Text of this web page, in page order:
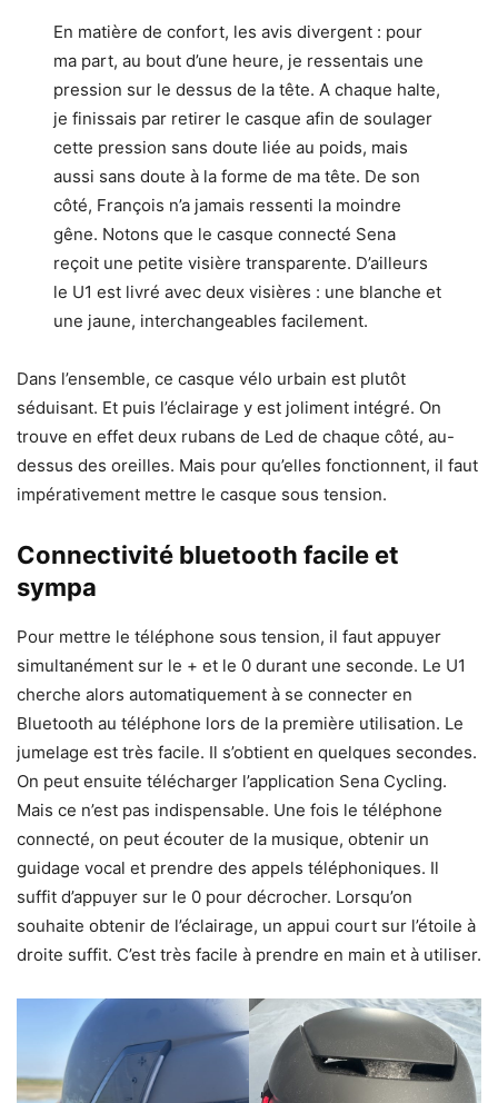
En matière de confort, les avis divergent : pour
ma part, au bout d’une heure, je ressentais une
pression sur le dessus de la tête. A chaque halte,
je finissais par retirer le casque afin de soulager
cette pression sans doute liée au poids, mais
aussi sans doute à la forme de ma tête. De son
côté, François n’a jamais ressenti la moindre
gêne. Notons que le casque connecté Sena
reçoit une petite visière transparente. D’ailleurs
le U1 est livré avec deux visières : une blanche et
une jaune, interchangeables facilement.
Dans l’ensemble, ce casque vélo urbain est plutôt
séduisant. Et puis l’éclairage y est joliment intégré. On
trouve en effet deux rubans de Led de chaque côté, au-
dessus des oreilles. Mais pour qu’elles fonctionnent, il faut
impérativement mettre le casque sous tension.
Connectivité bluetooth facile et
sympa
Pour mettre le téléphone sous tension, il faut appuyer
simultanément sur le + et le 0 durant une seconde. Le U1
cherche alors automatiquement à se connecter en
Bluetooth au téléphone lors de la première utilisation. Le
jumelage est très facile. Il s’obtient en quelques secondes.
On peut ensuite télécharger l’application Sena Cycling.
Mais ce n’est pas indispensable. Une fois le téléphone
connecté, on peut écouter de la musique, obtenir un
guidage vocal et prendre des appels téléphoniques. Il
suffit d’appuyer sur le 0 pour décrocher. Lorsqu’on
souhaite obtenir de l’éclairage, un appui court sur l’étoile à
droite suffit. C’est très facile à prendre en main et à utiliser.